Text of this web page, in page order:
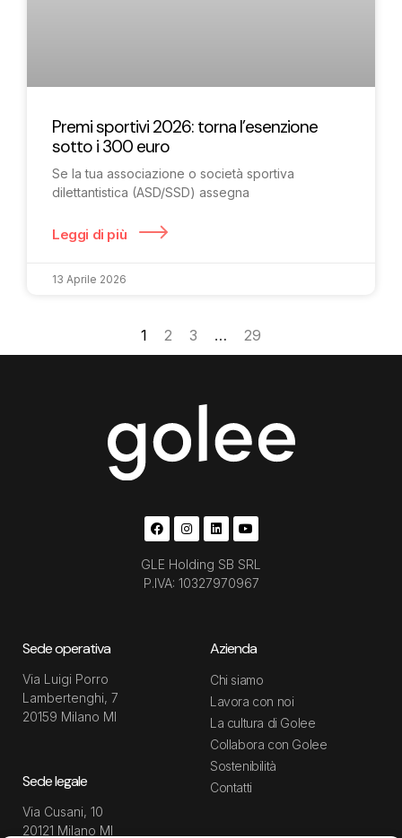
Premi sportivi 2026: torna l’esenzione
sotto i 300 euro
Se la tua associazione o società sportiva
dilettantistica (ASD/SSD) assegna
Leggi di più
13 Aprile 2026
1 2 3 … 29
GLE Holding SB SRL
P.IVA: 10327970967
Sede operativa
Via Luigi Porro
Lambertenghi, 7
20159 Milano MI
Sede legale
Via Cusani, 10
20121 Milano MI
Azienda
Chi siamo
Lavora con noi
La cultura di Golee
Collabora con Golee
Sostenibilità
Contatti